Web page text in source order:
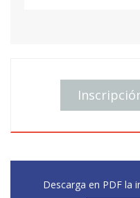
Descarga en PDF la